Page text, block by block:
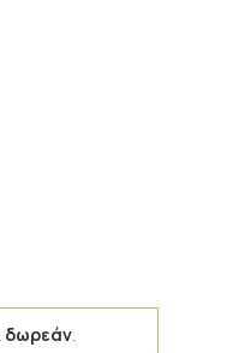
δωρεάν.